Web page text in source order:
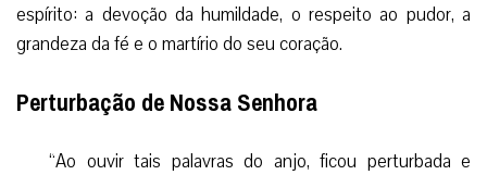
espírito: a devoção da humildade, o respeito ao pudor, a
grandeza da fé e o martírio do seu coração.
Perturbação de Nossa Senhora
“Ao ouvir tais palavras do anjo, ficou perturbada e